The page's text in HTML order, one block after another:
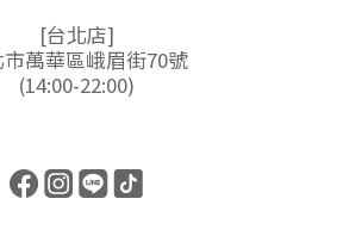
[台北店]
市萬華區峨眉街70號
(14:00-22:00)